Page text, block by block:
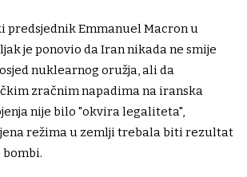
predsjednik Emmanuel Macron u
je ponovio da Iran nikada ne smije
nuklearnog oružja, ali da
zračnim napadima na iranska
nije bilo "okvira legaliteta",
režima u zemlji trebala biti rezultat
bombi.